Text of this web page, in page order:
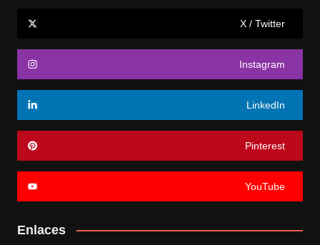
X / Twitter
Instagram
LinkedIn
Pinterest
YouTube
Enlaces